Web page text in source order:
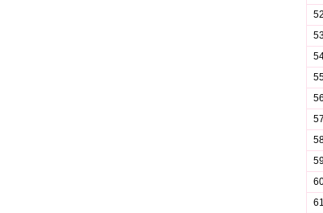
52
56
57
61